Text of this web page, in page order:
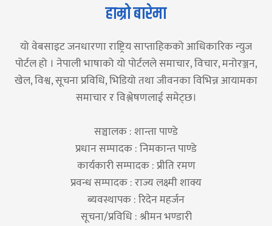
हाम्रो बारेमा
यो वेबसाइट जनधारणा राष्ट्रिय साप्ताहिकको आधिकारिक न्युज
पोर्टल हो । नेपाली भाषाको यो पोर्टलले समाचार, विचार, मनोरञ्जन,
खेल, विश्व, सूचना प्रविधि, भिडियो तथा जीवनका विभिन्न आयामका
समाचार र विश्लेषणलाई समेट्छ।
सञ्चालक : शान्ता पाण्डे
प्रधान सम्पादक : निमकान्त पाण्डे
कार्यकारी सम्पादक : प्रीति रमण
प्रवन्ध सम्पादक : राज्य लक्ष्मी शाक्य
ब्यवस्थापक : रिदेन महर्जन
सूचना/प्रविधि : श्रीमन भण्डारी